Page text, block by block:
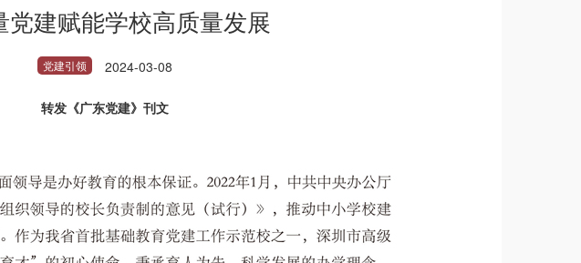
党建赋能学校高质量发展
党建引领 2024-03-08
转发《广东党建》刊文